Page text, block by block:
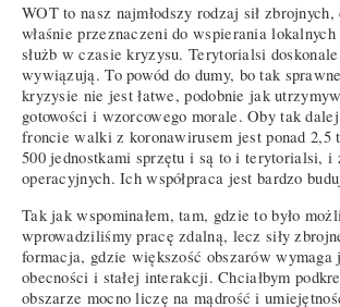
WOT to nasz najmłodszy rodzaj sił zbrojnych,
właśnie przeznaczeni do wspierania lokalnych
służb w czasie kryzysu. Terytorialsi
wywiązują. To powód do dumy, bo tak
kryzysie nie jest łatwe, podobnie jak
gotowości i wzorcowego morale. Oby tak
froncie walki z koronawirusem jest ponad 2,5
500 jednostkami sprzętu i są to i terytorialsi, i
operacyjnych. Ich współpraca jest bardzo
Tak jak wspominałem, tam, gdzie to było
wprowadziliśmy pracę zdalną, lecz siły
formacja, gdzie większość obszarów wymaga
obecności i stałej interakcji. Chciałbym
obszarze mocno liczę na mądrość i